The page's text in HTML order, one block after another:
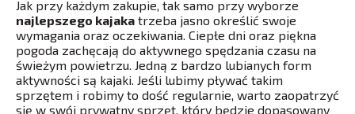
Jak przy każdym zakupie, tak samo przy wyborze
najlepszego kajaka trzeba jasno określić swoje
wymagania oraz oczekiwania. Ciepłe dni oraz piękna
pogoda zachęcają do aktywnego spędzania czasu na
świeżym powietrzu. Jedną z bardzo lubianych form
aktywności są kajaki. Jeśli lubimy pływać takim
sprzętem i robimy to dość regularnie, warto zaopatrzyć
się w swój prywatny sprzęt, który będzie dopasowany